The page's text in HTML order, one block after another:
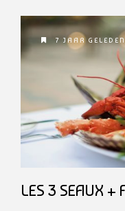
7 JAAR GELEDEN
LES 3 SEAUX +